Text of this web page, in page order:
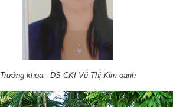
Trưởng khoa - DS CKI Vũ Thị Kim oanh